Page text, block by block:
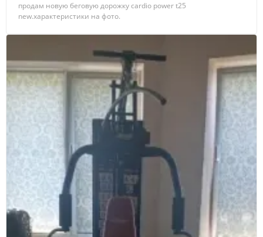
продам новую беговую дорожку cardio power t25
new.характеристики на фото.